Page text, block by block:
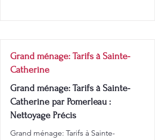
Grand ménage: Tarifs à Sainte-
Catherine
Grand ménage: Tarifs à Sainte-
Catherine par Pomerleau :
Nettoyage Précis
Grand ménage: Tarifs à Sainte-